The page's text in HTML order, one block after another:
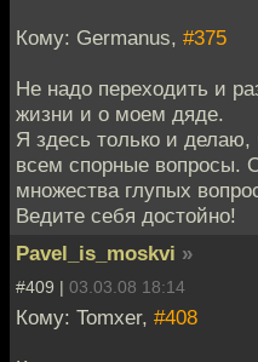
Кому: Germanus, #375
Не надо переходить и
жизни и о моем дяде.
Я здесь только и
всем спорные вопросы.
множества глупых
Ведите себя достойно!
Pavel_is_moskvi »
#409 | 03.03.08 18:14
Кому: Tomxer, #408